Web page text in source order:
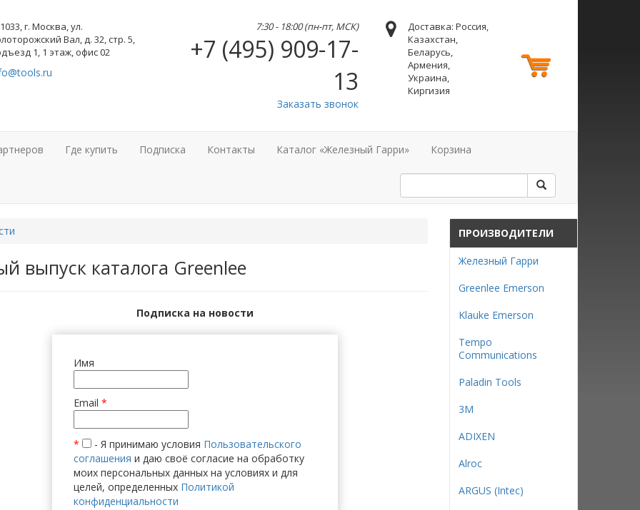
г. Москва, ул.
Вал, д. 32, стр. 5,
1, 1 этаж, офис 02
7:30 - 18:00 (пн-пт, МСК)
+7 (495) 909-17-
13
Заказать звонок
Доставка: Россия,
Казахстан,
Беларусь,
Армения,
Украина,
Киргизия
Где купить Подписка Контакты Каталог «Железный Гарри» Корзина
выпуск каталога Greenlee
Подписка на новости
Имя
Email *
* - Я принимаю условия Пользовательского
соглашения и даю своё согласие на обработку
моих персональных данных на условиях и для
целей, определенных Политикой
конфиденциальности
ПРОИЗВОДИТЕЛИ
Железный Гарри
Greenlee Emerson
Klauke Emerson
Tempo
Communications
Paladin Tools
3М
ADIXEN
Alroc
ARGUS (Intec)